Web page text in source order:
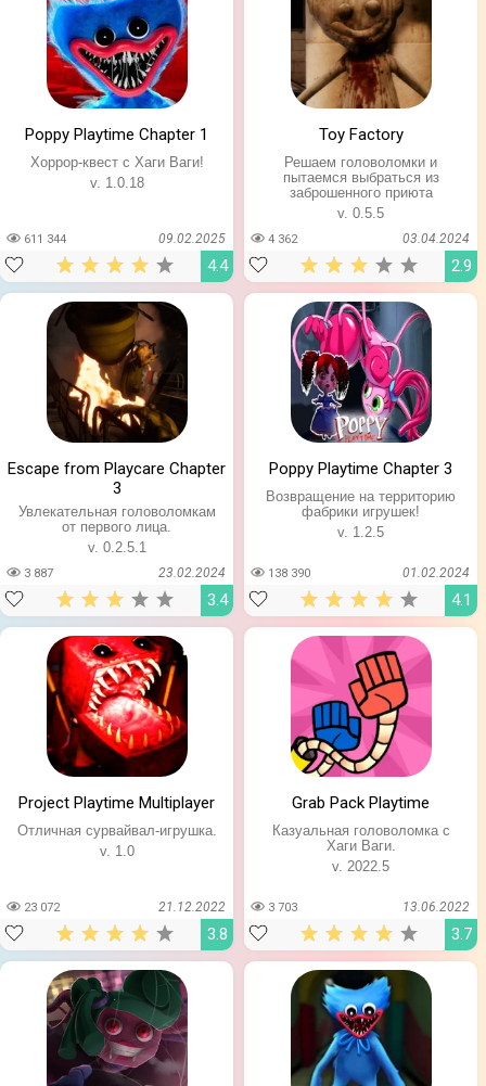
Poppy Playtime Chapter 1
Хоррор-квест с Хаги Ваги!
v. 1.0.18
611 344 09.02.2025
4.4
Toy Factory
Решаем головоломки и
пытаемся выбраться из
заброшенного приюта
v. 0.5.5
4 362 03.04.2024
2.9
Escape from Playcare Chapter
3
Увлекательная головоломкам
от первого лица.
v. 0.2.5.1
3 887 23.02.2024
3.4
Poppy Playtime Chapter 3
Возвращение на территорию
фабрики игрушек!
v. 1.2.5
138 390 01.02.2024
4.1
Project Playtime Multiplayer
Отличная сурвайвал-игрушка.
v. 1.0
23 072 21.12.2022
3.8
Grab Pack Playtime
Казуальная головоломка с
Хаги Ваги.
v. 2022.5
3 703 13.06.2022
3.7